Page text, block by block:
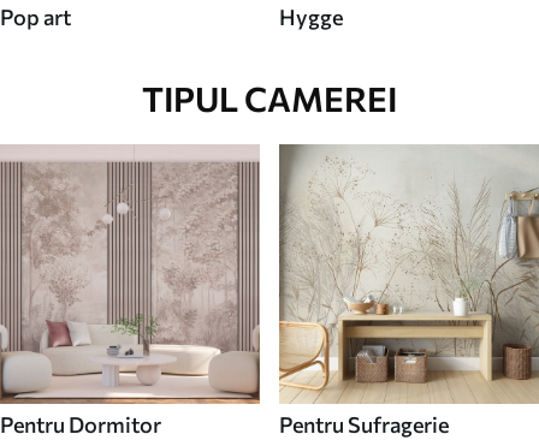
Pop art Hygge
TIPUL CAMEREI
Pentru Dormitor Pentru Sufragerie